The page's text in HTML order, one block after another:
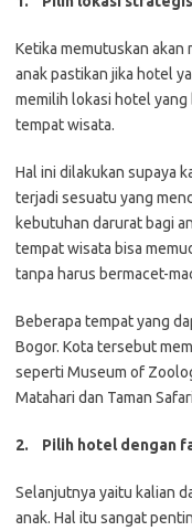
Ketika memutuskan akan
anak pastikan jika hotel
memilih lokasi hotel
tempat wisata.
Hal ini dilakukan supaya
terjadi sesuatu yang
kebutuhan darurat bagi
tempat wisata bisa
tanpa harus bermacet-
Beberapa tempat yang
Bogor. Kota tersebut
seperti Museum of
Matahari dan Taman
2. Pilih hotel dengan
Selanjutnya yaitu kalian
anak. Hal itu sangat